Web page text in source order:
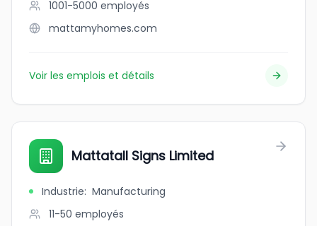
1001-5000 employés
mattamyhomes.com
Voir les emplois et détails
Mattatall Signs Limited
Industrie: Manufacturing
11-50 employés